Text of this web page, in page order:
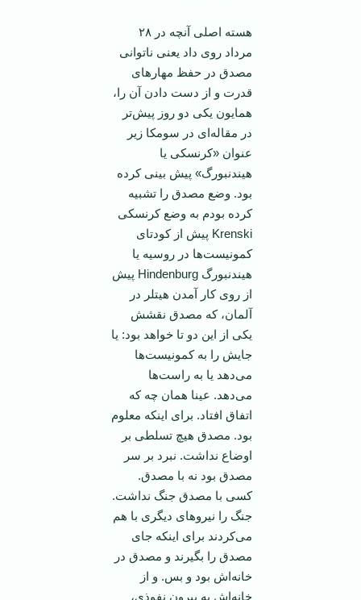
هسته اصلی آنچه در ۲۸
مرداد روی داد یعنی ناتوانی
مصدق در حفظ مهارهای
قدرت و از دست دادن آن را،
همایون یکی دو روز پیش‌تر
در مقاله‌ای در سومکا زیر
عنوان «کرنسکی یا
هیندنبورگ» پیش بینی کرده
بود. وضع مصدق را تشبیه
کرده بودم به وضع کرنسکی
Krenski پیش از کودتای
کمونیست‌ها در روسیه یا
هیندنبورگ Hindenburg پیش
از روی کار آمدن هیتلر در
آلمان، که مصدق نقشش
یکی از این دو تا خواهد بود: یا
جایش را به کمونیست‌ها
می‌دهد یا به راست‌ها
می‌دهد. عینا‌‌ همان چه که
اتفاق افتاد. برای اینکه معلوم
بود. مصدق هیچ تسلطی بر
اوضاع نداشت. نبرد بر سر
مصدق بود نه با مصدق.
کسی با مصدق جنگ نداشت.
جنگ را نیروهای دیگری با هم
می‌کردند برای اینکه جای
مصدق را بگیرند و مصدق در
خانه‌اش بود و بس. و از
خانه‌اش به بیرون نفوذی،